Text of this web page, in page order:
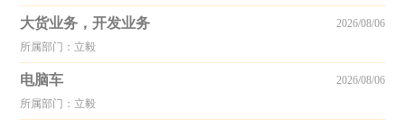
大货业务，开发业务
所属部门：立毅
2026/08/06
电脑车
所属部门：立毅
2026/08/06